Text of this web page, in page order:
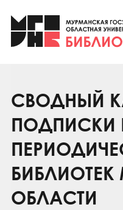
Клуб «Гиря и
Клуб
Коллегам
Контакты
СВОДНЫЙ
ПОДПИСКИ
ОБЛАСТИ